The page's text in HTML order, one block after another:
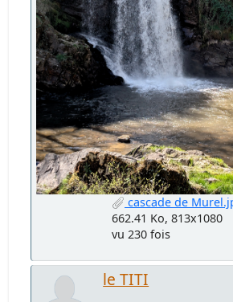
cascade de
662.41 Ko, 813x1080
vu 230 fois
le TITI